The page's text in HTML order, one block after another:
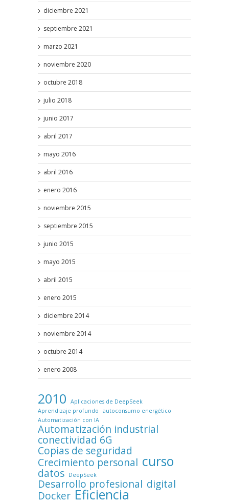
diciembre 2021
septiembre 2021
marzo 2021
noviembre 2020
octubre 2018
julio 2018
junio 2017
abril 2017
mayo 2016
abril 2016
enero 2016
noviembre 2015
septiembre 2015
junio 2015
mayo 2015
abril 2015
enero 2015
diciembre 2014
noviembre 2014
octubre 2014
enero 2008
2010
Aplicaciones de DeepSeek
Aprendizaje profundo
autoconsumo energético
Automatización con IA
Automatización industrial
conectividad 6G
Copias de seguridad
Crecimiento personal curso
datos DeepSeek
Desarrollo profesional digital
Docker Eficiencia